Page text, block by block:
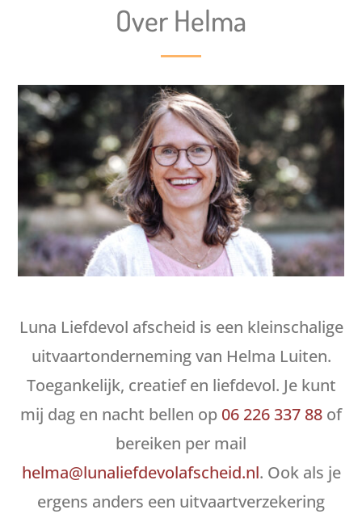
Over Helma
Luna Liefdevol afscheid is een kleinschalige
uitvaartonderneming van Helma Luiten.
Toegankelijk, creatief en liefdevol. Je kunt
mij dag en nacht bellen op 06 226 337 88 of
bereiken per mail
helma@lunaliefdevolafscheid.nl. Ook als je
ergens anders een uitvaartverzekering